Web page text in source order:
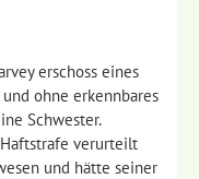
erschoss eines
ohne erkennbares
Schwester.
verurteilt
und hätte seiner